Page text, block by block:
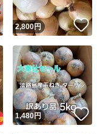
いいね！
2,800円
いいね！
1,480円